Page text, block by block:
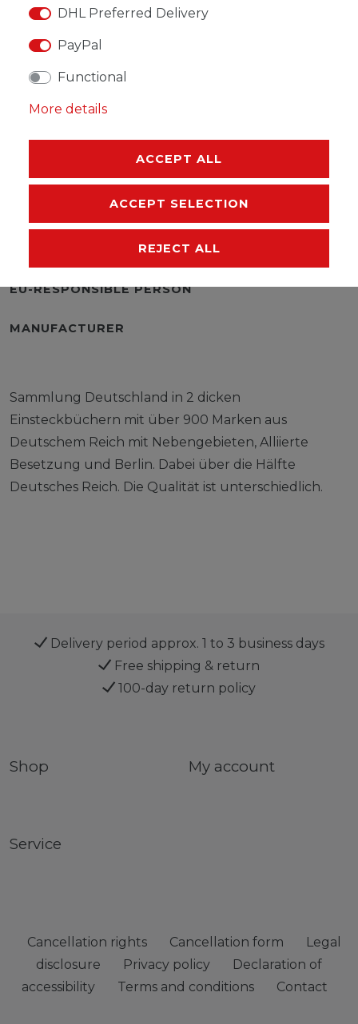
* Incl. VAT excl. Shipping
EU-RESPONSIBLE PERSON
MANUFACTURER
Sammlung Deutschland in 2 dicken
Einsteckbüchern mit über 900 Marken aus
Deutschem Reich mit Nebengebieten, Alliierte
Besetzung und Berlin. Dabei über die Hälfte
Deutsches Reich. Die Qualität ist unterschiedlich.
Delivery period approx. 1 to 3 business days
Free shipping & return
100-day return policy
Shop My account
Service
Cancellation rights Cancellation form
Legal
disclosure
Privacy policy
Declaration of
accessibility
Terms and conditions Contact
DHL Preferred Delivery
PayPal
Functional
More details
ACCEPT ALL
ACCEPT SELECTION
REJECT ALL